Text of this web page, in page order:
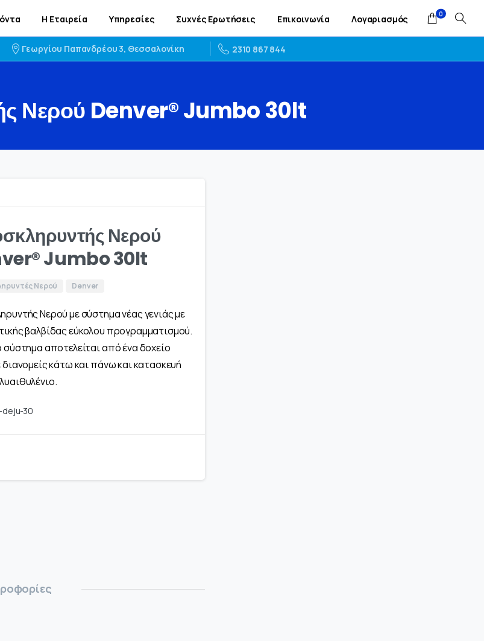
Η Εταιρεία Υπηρεσίες Συχνές Ερωτήσεις Επικοινωνία Λογαριασμός 0
Γεωργίου Παπανδρέου 3, Θεσσαλονίκη 2310 867 844
Νερού Denver®Jumbo30lt
Νερού
Jumbo 30lt
Νερού Denver
Νερού με σύστημα νέας γενιάς με
βαλβίδας εύκολου προγραμματισμού.
σύστημα αποτελείται από ένα δοχείο
διανομείς κάτω και πάνω και κατασκευή
deju-30